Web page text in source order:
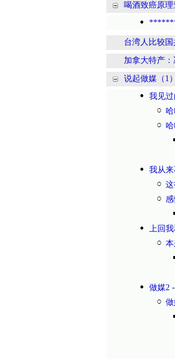
喝酒致癌原
台湾人比较
加拿大特产：
说起做媒（1）
我见
我从
上回
做媒2 -